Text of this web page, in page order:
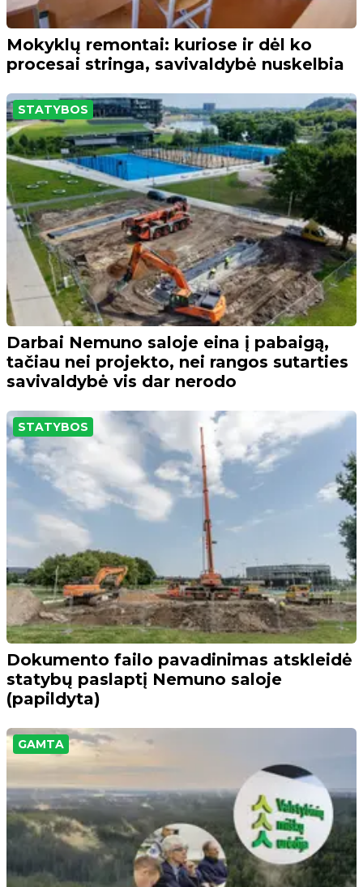
Mokyklų remontai: kuriose ir dėl ko
procesai stringa, savivaldybė nuskelbia
STATYBOS
Darbai Nemuno saloje eina į pabaigą,
tačiau nei projekto, nei rangos sutarties
savivaldybė vis dar nerodo
STATYBOS
Dokumento failo pavadinimas atskleidė
statybų paslaptį Nemuno saloje
(papildyta)
GAMTA